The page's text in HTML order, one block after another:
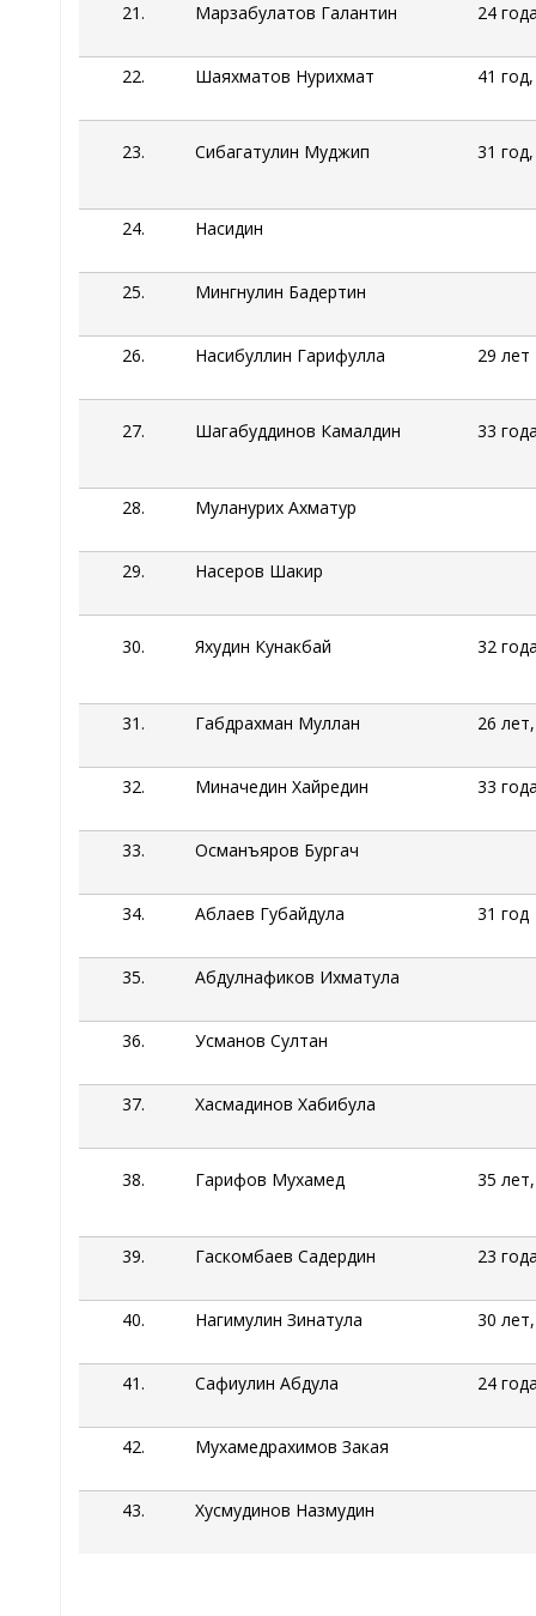
21. Марзабулатов Галантин 24
22. Шаяхматов Нурихмат 41
23. Сибагатулин Муджип 31
24. Насидин
25. Мингнулин Бадертин
26. Насибуллин Гарифулла 29 лет
27. Шагабуддинов Камалдин 33
28. Муланурих Ахматур
29. Насеров Шакир
30. Яхудин Кунакбай 32
31. Габдрахман Муллан 26
32. Миначедин Хайредин 33
33. Османъяров Бургач
34. Аблаев Губайдула 31 год
35. Абдулнафиков Ихматула
36. Усманов Султан
37. Хасмадинов Хабибула
38. Гарифов Мухамед 35
39. Гаскомбаев Садердин 23
40. Нагимулин Зинатула 30
41. Сафиулин Абдула 24
42. Мухамедрахимов Закая
43. Хусмудинов Назмудин